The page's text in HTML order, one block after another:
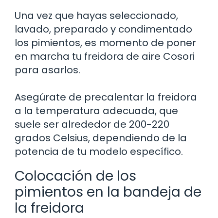
Una vez que hayas seleccionado,
lavado, preparado y condimentado
los pimientos, es momento de poner
en marcha tu freidora de aire Cosori
para asarlos.
Asegúrate de precalentar la freidora
a la temperatura adecuada, que
suele ser alrededor de 200-220
grados Celsius, dependiendo de la
potencia de tu modelo específico.
Colocación de los
pimientos en la bandeja de
la freidora